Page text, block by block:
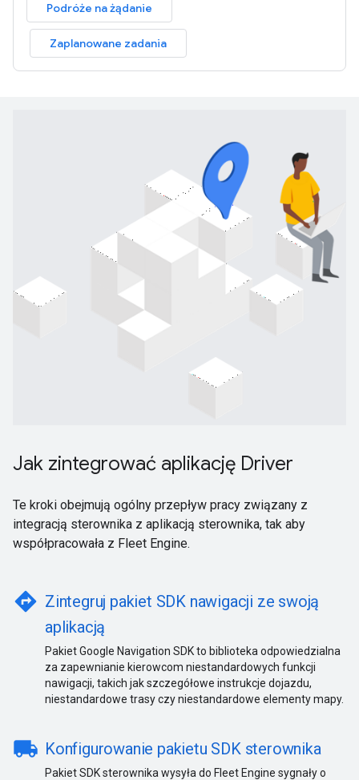
Podróże na żądanie
Zaplanowane zadania
Jak zintegrować aplikację Driver
Te kroki obejmują ogólny przepływ pracy związany z
integracją sterownika z aplikacją sterownika, tak aby
współpracowała z Fleet Engine.
directions Zintegruj pakiet SDK nawigacji ze swoją
aplikacją
Pakiet Google Navigation SDK to biblioteka odpowiedzialna
za zapewnianie kierowcom niestandardowych funkcji
nawigacji, takich jak szczegółowe instrukcje dojazdu,
niestandardowe trasy czy niestandardowe elementy mapy.
local_shipping Konfigurowanie pakietu SDK sterownika
Pakiet SDK sterownika wysyła do Fleet Engine sygnały o